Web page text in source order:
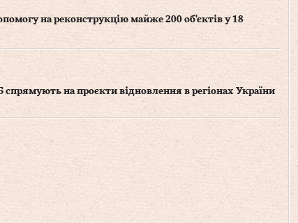
на реконструкцію майже 200 об'єктів у 18
на проєкти відновлення в регіонах України